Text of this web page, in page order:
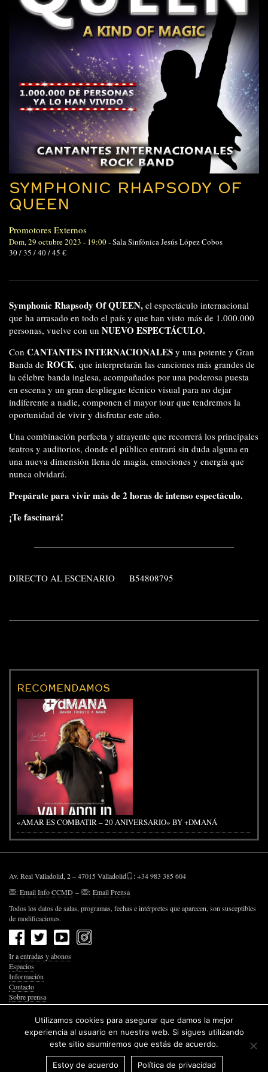
SYMPHONIC RHAPSODY OF
QUEEN
Promotores Externos
Dom, 29 octubre 2023 - 19:00-Sala Sinfónica Jesús López Cobos
30 / 35 / 40 / 45 €
Symphonic Rhapsody Of QUEEN, el espectáculo internacional
que ha arrasado en todo el país y que han visto más de 1.000.000
personas, vuelve con un NUEVO ESPECTÁCULO.
Con CANTANTES INTERNACIONALES y una potente y Gran
Banda de ROCK, que interpretarán las canciones más grandes de
la célebre banda inglesa, acompañados por una poderosa puesta
en escena y un gran despliegue técnico visual para no dejar
indiferente a nadie, componen el mayor tour que tendremos la
oportunidad de vivir y disfrutar este año.
Una combinación perfecta y atrayente que recorrerá los principales
teatros y auditorios, donde el público entrará sin duda alguna en
una nueva dimensión llena de magia, emociones y energía que
nunca olvidará.
Prepárate para vivir más de 2 horas de intenso espectáculo.
¡Te fascinará!
DIRECTO AL ESCENARIO B54808795
RECOMENDAMOS
«AMAR ES COMBATIR – 20 ANIVERSARIO» BY +DMANÁ
Av. Real Valladolid, 2 – 47015 Valladolid
: +34 983 385 604
:Email Info CCMD – : Email Prensa
Todos los datos de salas, programas, fechas e intérpretes que aparecen, son susceptibles
de modificaciones.
Ir a entradas y abonos
Espacios
Información
Contacto
Sobre prensa
Política de Privacidad
Política de Cookies
Accesibilidad Web
Utilizamos cookies para asegurar que damos la mejor
experiencia al usuario en nuestra web. Si sigues utilizando
este sitio asumiremos que estás de acuerdo.
Estoy de acuerdo Política de privacidad